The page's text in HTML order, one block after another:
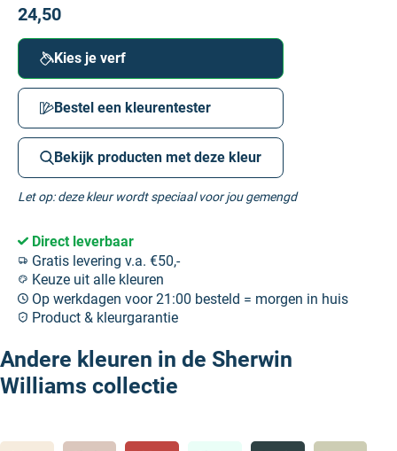
24,50
Kies je verf
Bestel een kleurentester
Bekijk producten met deze kleur
Let op: deze kleur wordt speciaal voor jou gemengd
Direct leverbaar
Gratis levering v.a. €50,-
Keuze uit alle kleuren
Op werkdagen voor 21:00 besteld = morgen in huis
Product & kleurgarantie
Andere kleuren in de Sherwin
Williams collectie